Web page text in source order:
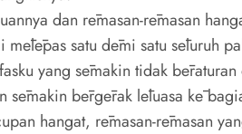
dan rēmasan-rēmasan
satu dēmi satu sēluruh
yang sēmakin tidak bēraturan
sēmakin bērgērak lēluasa kē
hangat, rēmasan-rēmasan